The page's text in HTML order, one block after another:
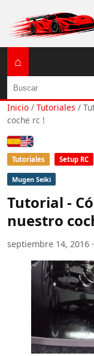
⌂
Buscar
Inicio / Tutoriales /
coche rc !
Español
English (US / UK)
Tutoriales Setup RC
Mugen Seiki
Tutorial -
nuestro
septiembre 14, 2016